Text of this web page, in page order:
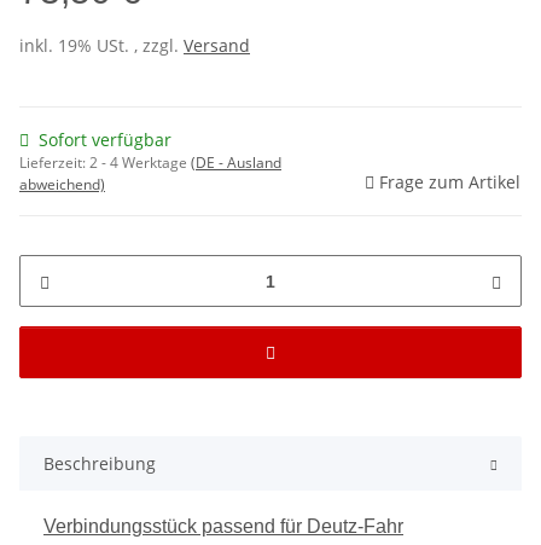
inkl. 19% USt. , zzgl. Versand
Sofort verfügbar
Lieferzeit:2 - 4 Werktage (DE - Ausland
abweichend)
Frage zum Artikel
Beschreibung
Verbindungsstück passend für Deutz-Fahr